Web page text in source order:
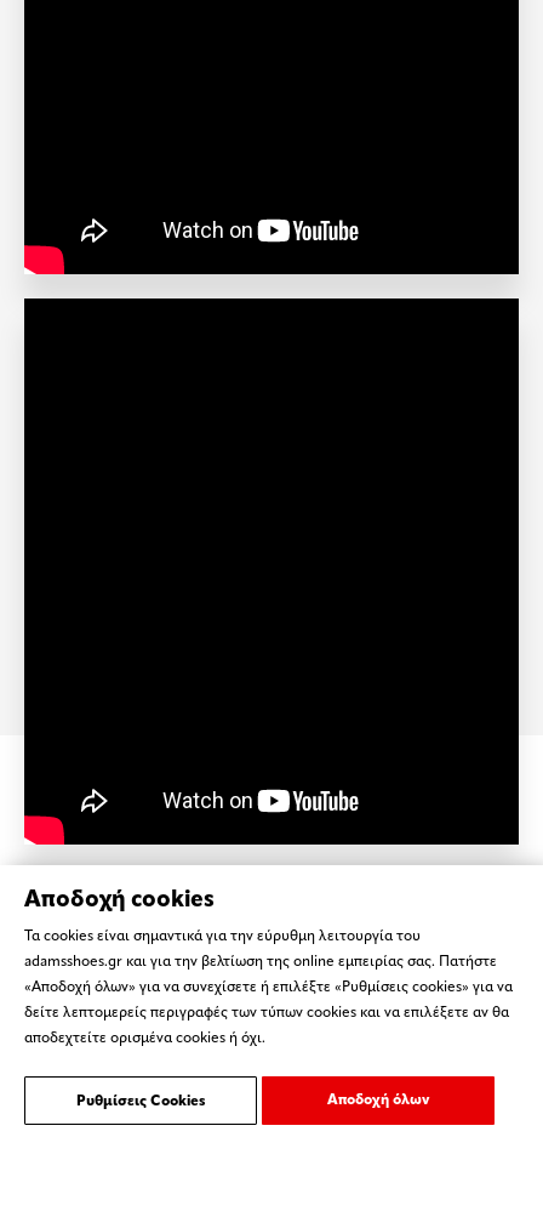
Αποδοχή cookies
Τα cookies είναι σημαντικά για την εύρυθμη λειτουργία του
adamsshoes.gr και για την βελτίωση της online εμπειρίας σας. Πατήστε
«Αποδοχή όλων» για να συνεχίσετε ή επιλέξτε «Ρυθμίσεις cookies» για να
δείτε λεπτομερείς περιγραφές των τύπων cookies και να επιλέξετε αν θα
αποδεχτείτε ορισμένα cookies ή όχι.
Ρυθμίσεις Cookies Αποδοχή όλων